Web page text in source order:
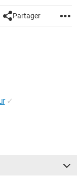
Partager
✓